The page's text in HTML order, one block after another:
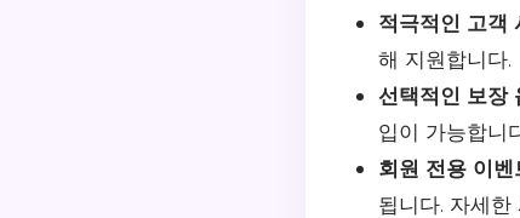
적극적인 고객
해 지원합니다.
선택적인 보장
입이 가능합니
회원 전용 이
됩니다. 자세한